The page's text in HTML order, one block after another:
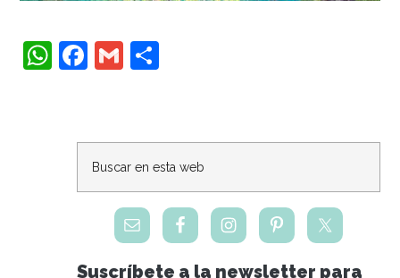
WhatsApp
Facebook
Gmail
lateral
primaria
Suscríbete a la newsletter para